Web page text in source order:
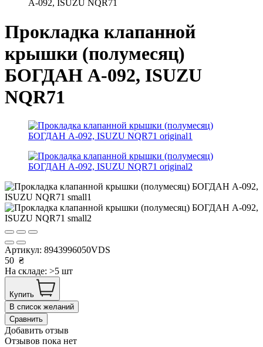
А-092, ISUZU NQR71
Прокладка клапанной
крышки (полумесяц)
БОГДАН А-092, ISUZU
NQR71
Артикул: 8943996050VDS
50 ₴
На складе: >5 шт
Купить
В список желаний
Сравнить
Добавить отзыв
Отзывов пока нет